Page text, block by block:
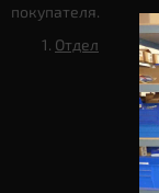
покупателя.
Отдел